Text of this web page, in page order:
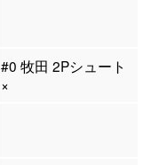
#0 牧田 2Pシュート
×